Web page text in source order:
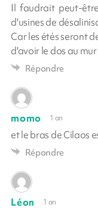
Il faudrait peut-
d'usines de
Car les étés seront
d'avoir le dos au
Répondre
momo 1 an
et le bras de Cilaos
Répondre
Léon 1 an